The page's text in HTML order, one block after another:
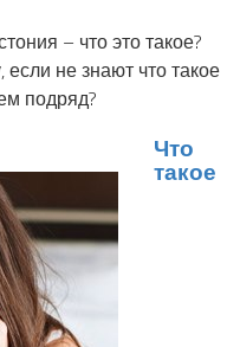
– что это такое?
не знают что такое
подряд?
Что
такое